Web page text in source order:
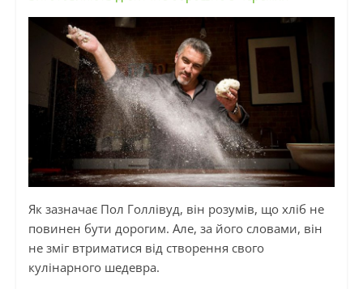
Як зазначає Пол Голлівуд, він розумів, що хліб не
повинен бути дорогим. Але, за його словами, він
не зміг втриматися від створення свого
кулінарного шедевра.